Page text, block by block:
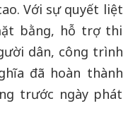
Với sự quyết liệt
bằng, hỗ trợ thi
dân, công trình
đã hoàn thành
trước ngày phát